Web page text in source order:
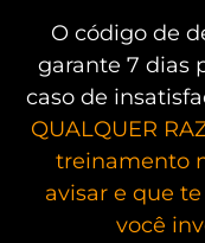
O código de
garante 7 dias
caso de
QUALQUER
treinamento
avisar e que
você